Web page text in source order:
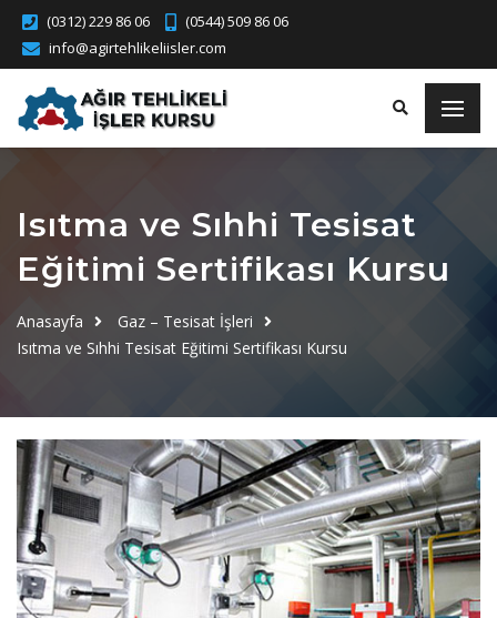
(0312) 229 86 06
(0544) 509 86 06
info@agirtehlikeliisler.com
Isıtma ve Sıhhi Tesisat
Eğitimi Sertifikası Kursu
Anasayfa
Gaz – Tesisat İşleri
Isıtma ve Sıhhi Tesisat Eğitimi Sertifikası Kursu